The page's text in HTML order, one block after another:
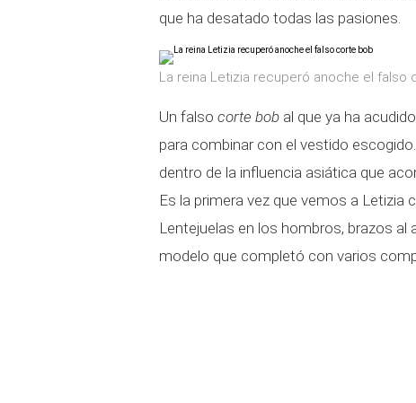
que ha desatado todas las pasiones.
La reina Letizia recuperó anoche el falso
Un falso corte bob al que ya ha
para combinar con el vestido
dentro de la influencia asiática que
Es la primera vez que vemos a Letizia
Lentejuelas en los hombros, brazos al
modelo que completó con varios